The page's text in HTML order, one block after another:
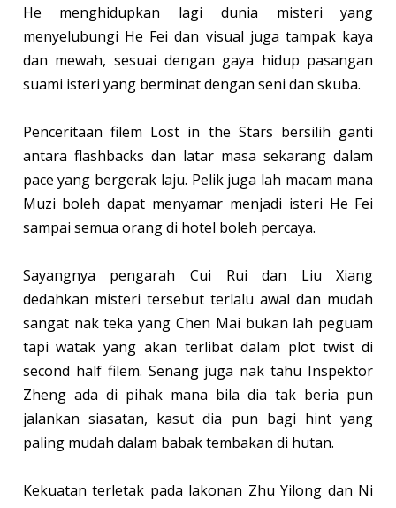
He menghidupkan lagi dunia misteri yang
menyelubungi He Fei dan visual juga tampak kaya
dan mewah, sesuai dengan gaya hidup pasangan
suami isteri yang berminat dengan seni dan skuba.
Penceritaan filem Lost in the Stars bersilih ganti
antara flashbacks dan latar masa sekarang dalam
pace yang bergerak laju. Pelik juga lah macam mana
Muzi boleh dapat menyamar menjadi isteri He Fei
sampai semua orang di hotel boleh percaya.
Sayangnya pengarah Cui Rui dan Liu Xiang
dedahkan misteri tersebut terlalu awal dan mudah
sangat nak teka yang Chen Mai bukan lah peguam
tapi watak yang akan terlibat dalam plot twist di
second half filem. Senang juga nak tahu Inspektor
Zheng ada di pihak mana bila dia tak beria pun
jalankan siasatan, kasut dia pun bagi hint yang
paling mudah dalam babak tembakan di hutan.
Kekuatan terletak pada lakonan Zhu Yilong dan Ni